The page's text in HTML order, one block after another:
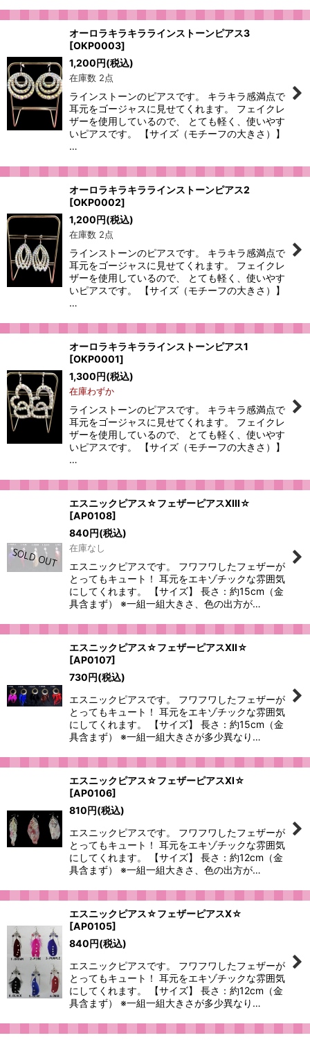
オーロラキラキララインストーンピアス3
[OKP0003]
1,200円(税込)
在庫数 2点
ラインストーンのピアスです。 キラキラ感満点で
耳元をゴージャスに見せてくれます。 フェイクレ
ザーを使用しているので、 とても軽く、使いやす
いピアスです。 【サイズ（モチーフの大きさ）】
…
オーロラキラキララインストーンピアス2
[OKP0002]
1,200円(税込)
在庫数 2点
ラインストーンのピアスです。 キラキラ感満点で
耳元をゴージャスに見せてくれます。 フェイクレ
ザーを使用しているので、 とても軽く、使いやす
いピアスです。 【サイズ（モチーフの大きさ）】
…
オーロラキラキララインストーンピアス1
[OKP0001]
1,300円(税込)
在庫わずか
ラインストーンのピアスです。 キラキラ感満点で
耳元をゴージャスに見せてくれます。 フェイクレ
ザーを使用しているので、 とても軽く、使いやす
いピアスです。 【サイズ（モチーフの大きさ）】
…
エスニックピアス☆フェザーピアスXIII☆
[AP0108]
840円(税込)
在庫なし
エスニックピアスです。 フワフワしたフェザーが
とってもキュート！ 耳元をエキゾチックな雰囲気
にしてくれます。 【サイズ】 長さ：約15cm（金
具含まず） ※一組一組大きさ、色の出方が…
エスニックピアス☆フェザーピアスXII☆
[AP0107]
730円(税込)
エスニックピアスです。 フワフワしたフェザーが
とってもキュート！ 耳元をエキゾチックな雰囲気
にしてくれます。 【サイズ】 長さ：約15cm（金
具含まず） ※一組一組大きさが多少異なり…
エスニックピアス☆フェザーピアスXI☆
[AP0106]
810円(税込)
エスニックピアスです。 フワフワしたフェザーが
とってもキュート！ 耳元をエキゾチックな雰囲気
にしてくれます。 【サイズ】 長さ：約12cm（金
具含まず） ※一組一組大きさ、色の出方が…
エスニックピアス☆フェザーピアスX☆
[AP0105]
840円(税込)
エスニックピアスです。 フワフワしたフェザーが
とってもキュート！ 耳元をエキゾチックな雰囲気
にしてくれます。 【サイズ】 長さ：約12cm（金
具含まず） ※一組一組大きさが多少異なり…